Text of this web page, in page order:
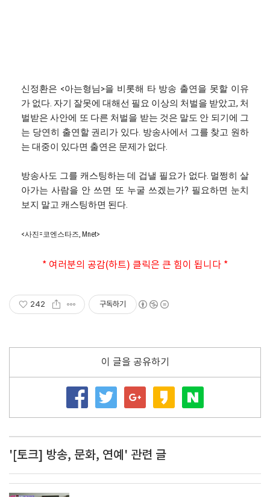
신정환은 <아는형님>을 비롯해 타 방송 출연을 못할 이유
가 없다. 자기 잘못에 대해선 필요 이상의 처벌을 받았고, 처
벌받은 사안에 또 다른 처벌을 받는 것은 말도 안 되기에 그
는 당연히 출연할 권리가 있다. 방송사에서 그를 찾고 원하
는 대중이 있다면 출연은 문제가 없다.
방송사도 그를 캐스팅하는 데 겁낼 필요가 없다. 멀쩡히 살
아가는 사람을 안 쓰면 또 누굴 쓰겠는가? 필요하면 눈치
보지 말고 캐스팅하면 된다.
<사진=코엔스타즈, Mnet>
* 여러분의 공감(하트) 클릭은 큰 힘이 됩니다 *
242 구독하기
이 글을 공유하기
'[토크] 방송, 문화, 연예' 관련 글